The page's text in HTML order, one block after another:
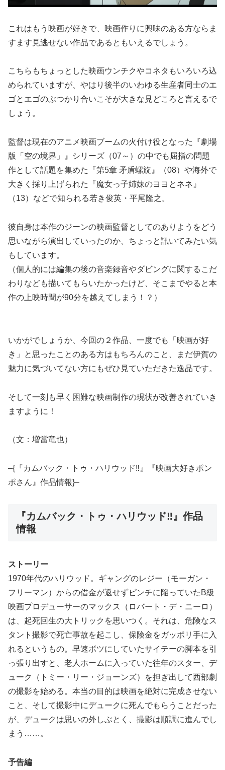
これはもう映画が好きで、映画作りに興味のある方ならま
すます見逃せない作品であるともいえるでしょう。
こちらもちょっとした映画ウンチクやコネタもいろいろ込
められていますが、やはり後半のいわゆる生産者同士のエ
ゴとエゴのぶつかり合いこそが大きな見どころと言えるで
しょう。
監督は現在のアニメ映画ブームの火付け役となった『劇場
版「空の境界」』シリーズ（07～）の中でも屈指の問題
作として話題を集めた『第5章 矛盾螺旋』（08）や海外で
大きく採り上げられた『魔女っ子姉妹のヨヨとネネ』
（13）などで知られる若き俊英・平尾隆之。
彼自身は本作のジーンの映画監督としてのありようをどう
思いながら演出していったのか、ちょっと訊いてみたい気
もしています。
（個人的には編集の後の音楽録音やダビングに関するこだ
わりなども描いてもらいたかったけど、そこまでやると本
作の上映時間が90分を越えてしまう！？）
いかがでしょうか、今回の２作品、一度でも「映画が好
き」と思ったことのある方はもちろんのこと、まだ伊賀の
魅力に気づいてない方にもぜひ見ていただきた逸品です。
そして一刻も早く困難な映画制作の現状が改善されていき
ますように！
（文：増當竜也）
–{『カムバック・トゥ・ハリウッド‼』『映画大好きポン
ポさん』作品情報}–
『カムバック・トゥ・ハリウッド‼』作品
情報
ストーリー
1970年代のハリウッド。ギャングのレジー（モーガン・
フリーマン）からの借金が返せずピンチに陥っていたB級
映画プロデューサーのマックス（ロバート・デ・ニーロ）
は、起死回生の大トリックを思いつく。それは、危険なス
タント撮影で死亡事故を起こし、保険金をガッポリ手に入
れるというもの。早速ボツにしていたサイテーの脚本を引
っ張り出すと、老人ホームに入っていた往年のスター、デ
ューク（トミー・リー・ジョーンズ）を担ぎ出して西部劇
の撮影を始める。本当の目的は映画を絶対に完成させない
こと、そして撮影中にデュークに死んでもらうことだった
が、デュークは思いの外しぶとく、撮影は順調に進んでし
まう……。
予告編